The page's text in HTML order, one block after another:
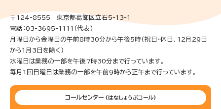
〒124-8555 東京都葛飾区立石5-13-1
電話：03-3695-1111（代表）
月曜日から金曜日の午前8時30分から午後5時(祝日・休日、12月29日
から1月3日を除く)
水曜日は業務の一部を午後7時30分まで行っています。
毎月1回日曜日は業務の一部を午前9時から正午まで行っています。
コールセンター (はなしょうぶコール)